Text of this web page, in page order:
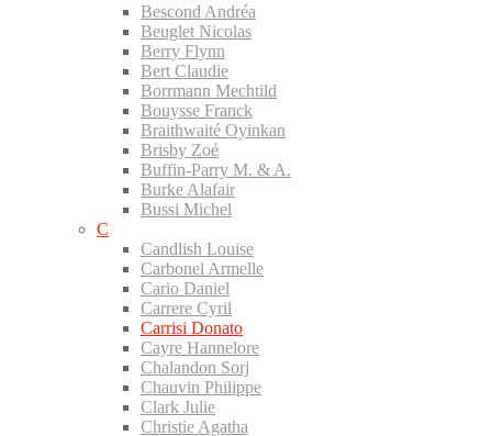
Bescond Andréa
Beuglet Nicolas
Berry Flynn
Bert Claudie
Borrmann Mechtild
Bouysse Franck
Braithwaité Oyinkan
Brisby Zoé
Buffin-Parry M. & A.
Burke Alafair
Bussi Michel
C
Candlish Louise
Carbonel Armelle
Cario Daniel
Carrere Cyril
Carrisi Donato
Cayre Hannelore
Chalandon Sorj
Chauvin Philippe
Clark Julie
Christie Agatha